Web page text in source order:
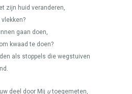
zijn huid veranderen,
gaan doen,
kwaad te doen?
als stoppels die wegstuiven
deel door Mij utoegemeten,